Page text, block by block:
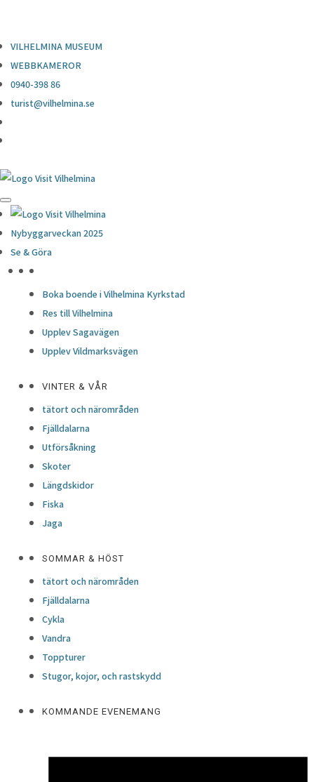
VILHELMINA MUSEUM
WEBBKAMEROR
0940-398 86
turist@vilhelmina.se
Nybyggarveckan 2025
Se & Göra
Boka boende i Vilhelmina Kyrkstad
Res till Vilhelmina
Upplev Sagavägen
Upplev Vildmarksvägen
VINTER & VÅR
tätort och närområden
Fjälldalarna
Utförsåkning
Skoter
Längdskidor
Fiska
Jaga
SOMMAR & HÖST
tätort och närområden
Fjälldalarna
Cykla
Vandra
Toppturer
Stugor, kojor, och rastskydd
KOMMANDE EVENEMANG